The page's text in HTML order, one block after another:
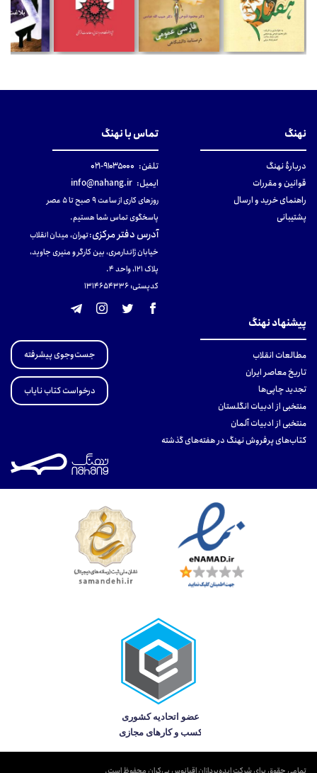
نهنگ
دربارهٔ نهنگ
قوانین و مقررات
راهنمای خرید و ارسال
پشتیبانی
تماس با نهنگ
تلفن: ۹۱۰۳۵۰۰۰-۰۲۱
ایمیل: info@nahang.ir
روزهای کاری از ساعت ۹ صبح تا ۵ عصر
پاسخگوی تماس شما هستیم.
آدرس دفتر مرکزی:تهران، میدان انقلاب
خیابان ژاندارمری، بین کارگر و منیری جاوید،
پلاک 121، واحد ۴.
کدپستی: 131465433۶
پیشنهاد نهنگ
مطالعات انقلاب
تاریخ معاصر ایران
تجدید چاپی‌ها
منتخبی از ادبیات انگلستان
منتخبی از ادبیات آلمان
کتاب‌های پرفروش نهنگ در هفته‌های گذشته
جست‌وجوی پیشرفته
درخواست کتاب نایاب